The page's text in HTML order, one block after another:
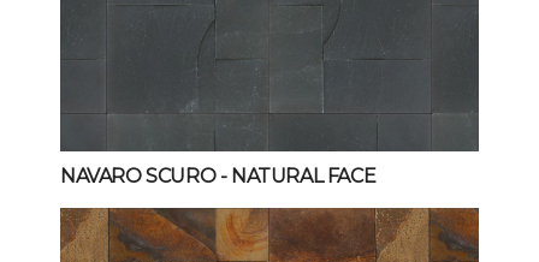
NAVARO SCURO- NATURAL FACE